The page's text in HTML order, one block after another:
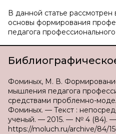
В данной статье
основы формирования
педагога
Фоминых, М. В.
мышления педагога
средствами проблемно-
Фоминых. — Текст :
ученый. — 2015. — № 4 (84). —
https://moluch.ru/archive/84/